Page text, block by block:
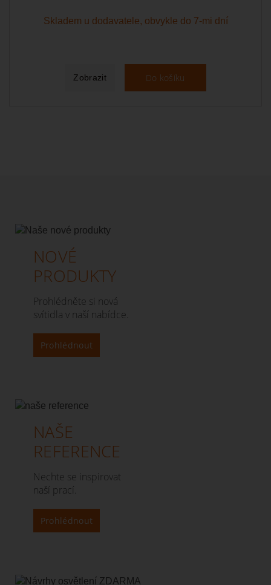
Skladem u dodavatele, obvykle do 7-mi dní
Zobrazit Do košíku
NOVÉ
PRODUKTY
Prohlédněte si nová
svítidla v naší nabídce.
Prohlédnout
NAŠE
REFERENCE
Nechte se inspirovat
naší prací.
Prohlédnout